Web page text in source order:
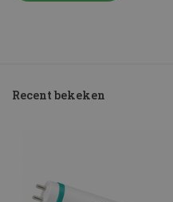
Recent bekeken